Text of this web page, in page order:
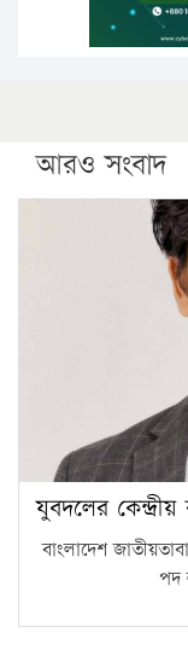
আরও সংবাদ
যুবদলের
বাংলাদেশ
পদ